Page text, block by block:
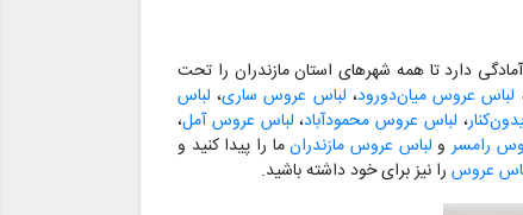
دارد تا همه شهرهای استان مازندران را تحت
لباس عروس میان‌دورود، لباس عروس ساری، لباس
، لباس عروس محمودآباد، لباس عروس آمل،
رامسرو لباس عروس مازندرانما را پیدا کنید و
عروس را نیز برای خود داشته باشید.